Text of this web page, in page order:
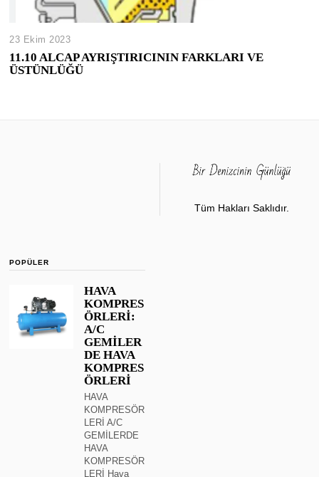
23 Ekim 2023
11.10 ALCAP AYRIŞTIRICININ FARKLARI VE
ÜSTÜNLÜĞÜ
Tüm Hakları Saklıdır.
POPÜLER
HAVA
KOMPRES
ÖRLERİ:
A/C
GEMİLER
DE HAVA
KOMPRES
ÖRLERİ
HAVA
KOMPRESÖR
LERİ A/C
GEMİLERDE
HAVA
KOMPRESÖR
LERİ Hava